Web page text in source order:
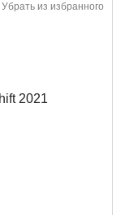
Убрать из избранного